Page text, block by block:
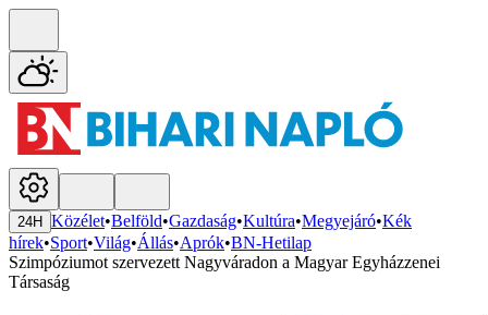
24H Közélet•Belföld•Gazdaság•Kultúra•Megyejáró•Kék
hírek•Sport•Világ•Állás•Aprók•BN-Hetilap
Szimpóziumot szervezett Nagyváradon a Magyar Egyházzenei
Társaság